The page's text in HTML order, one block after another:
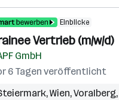
Einblicke
Vertrieb (m/w/d)
GmbH
6 Tagen veröffentlicht
,Wien,Voralberg,